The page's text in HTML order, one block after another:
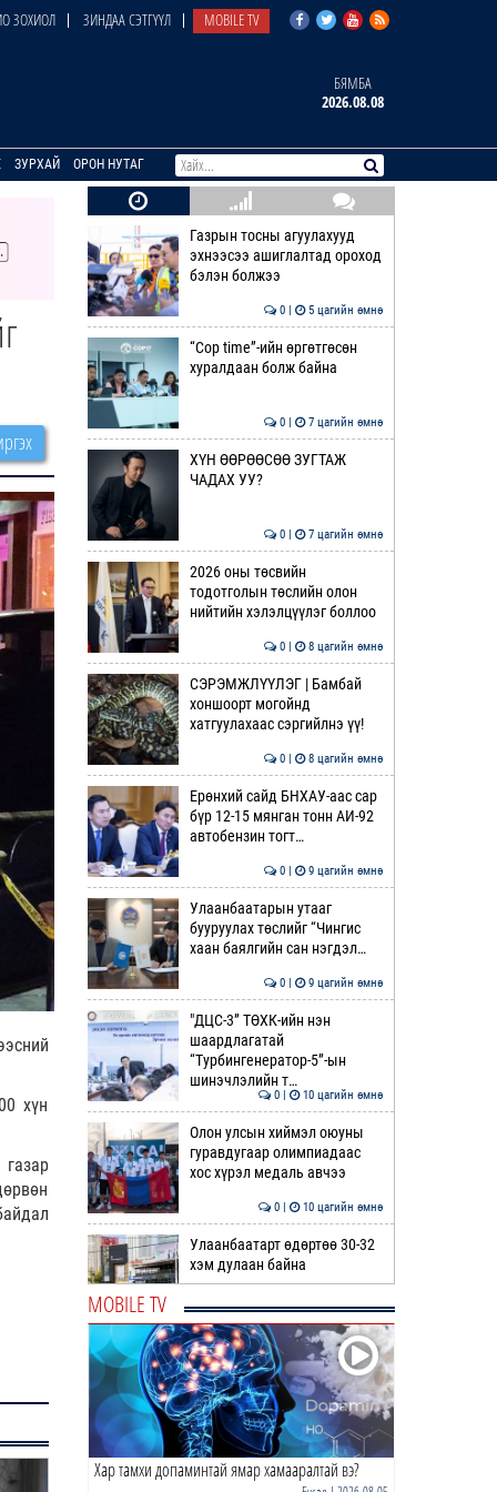
ЗОХИОЛ ЗИНДАА СЭТГҮҮЛ MOBILE TV
БЯМБА
2026.08.08
ЗУРХАЙ ОРОН НУТАГ
хүн
Газрын тосны агуулахууд
эхнээсээ ашиглалтад ороход
бэлэн болжээ
0 | 5 цагийн өмнө
“Cop time”-ийн өргөтгөсөн
хуралдаан болж байна
0 | 7 цагийн өмнө
ХҮН ӨӨРӨӨСӨӨ ЗУГТАЖ
ЧАДАХ УУ?
0 | 7 цагийн өмнө
2026 оны төсвийн
тодотголын төслийн олон
нийтийн хэлэлцүүлэг боллоо
0 | 8 цагийн өмнө
СЭРЭМЖЛҮҮЛЭГ | Бамбай
хоншоорт могойнд
хатгуулахаас сэргийлнэ үү!
0 | 8 цагийн өмнө
Ерөнхий сайд БНХАУ-аас сар
бүр 12-15 мянган тонн АИ-92
автобензин тогт…
0 | 9 цагийн өмнө
Улаанбаатарын утааг
бууруулах төслийг “Чингис
хаан баялгийн сан нэгдэл…
0 | 9 цагийн өмнө
"ДЦС-3” ТӨХК-ийн нэн
шаардлагатай
“Турбингенератор-5”-ын
шинэчлэлийн т…
0 | 10 цагийн өмнө
Олон улсын хиймэл оюуны
гуравдугаар олимпиадаас
хос хүрэл медаль авчээ
0 | 10 цагийн өмнө
Улаанбаатарт өдөртөө 30-32
хэм дулаан байна
ДОРНЫН ЗУРХАЙ | Морь,
нохой жилтнээ аливаа үйлийг
хийхэд эерэг сайн
0 | 11 цагийн өмнө
ӨГЛӨӨНИЙ МЭНД!
MOBILE TV
Хар тамхи допаминтай ямар хамааралтай вэ?